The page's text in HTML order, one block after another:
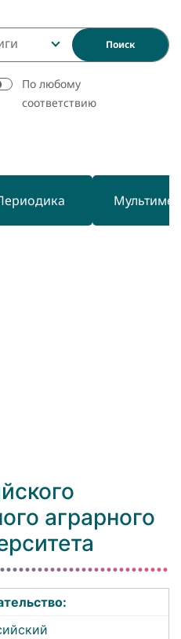
Поиск
По любому
соответствию
аграрного